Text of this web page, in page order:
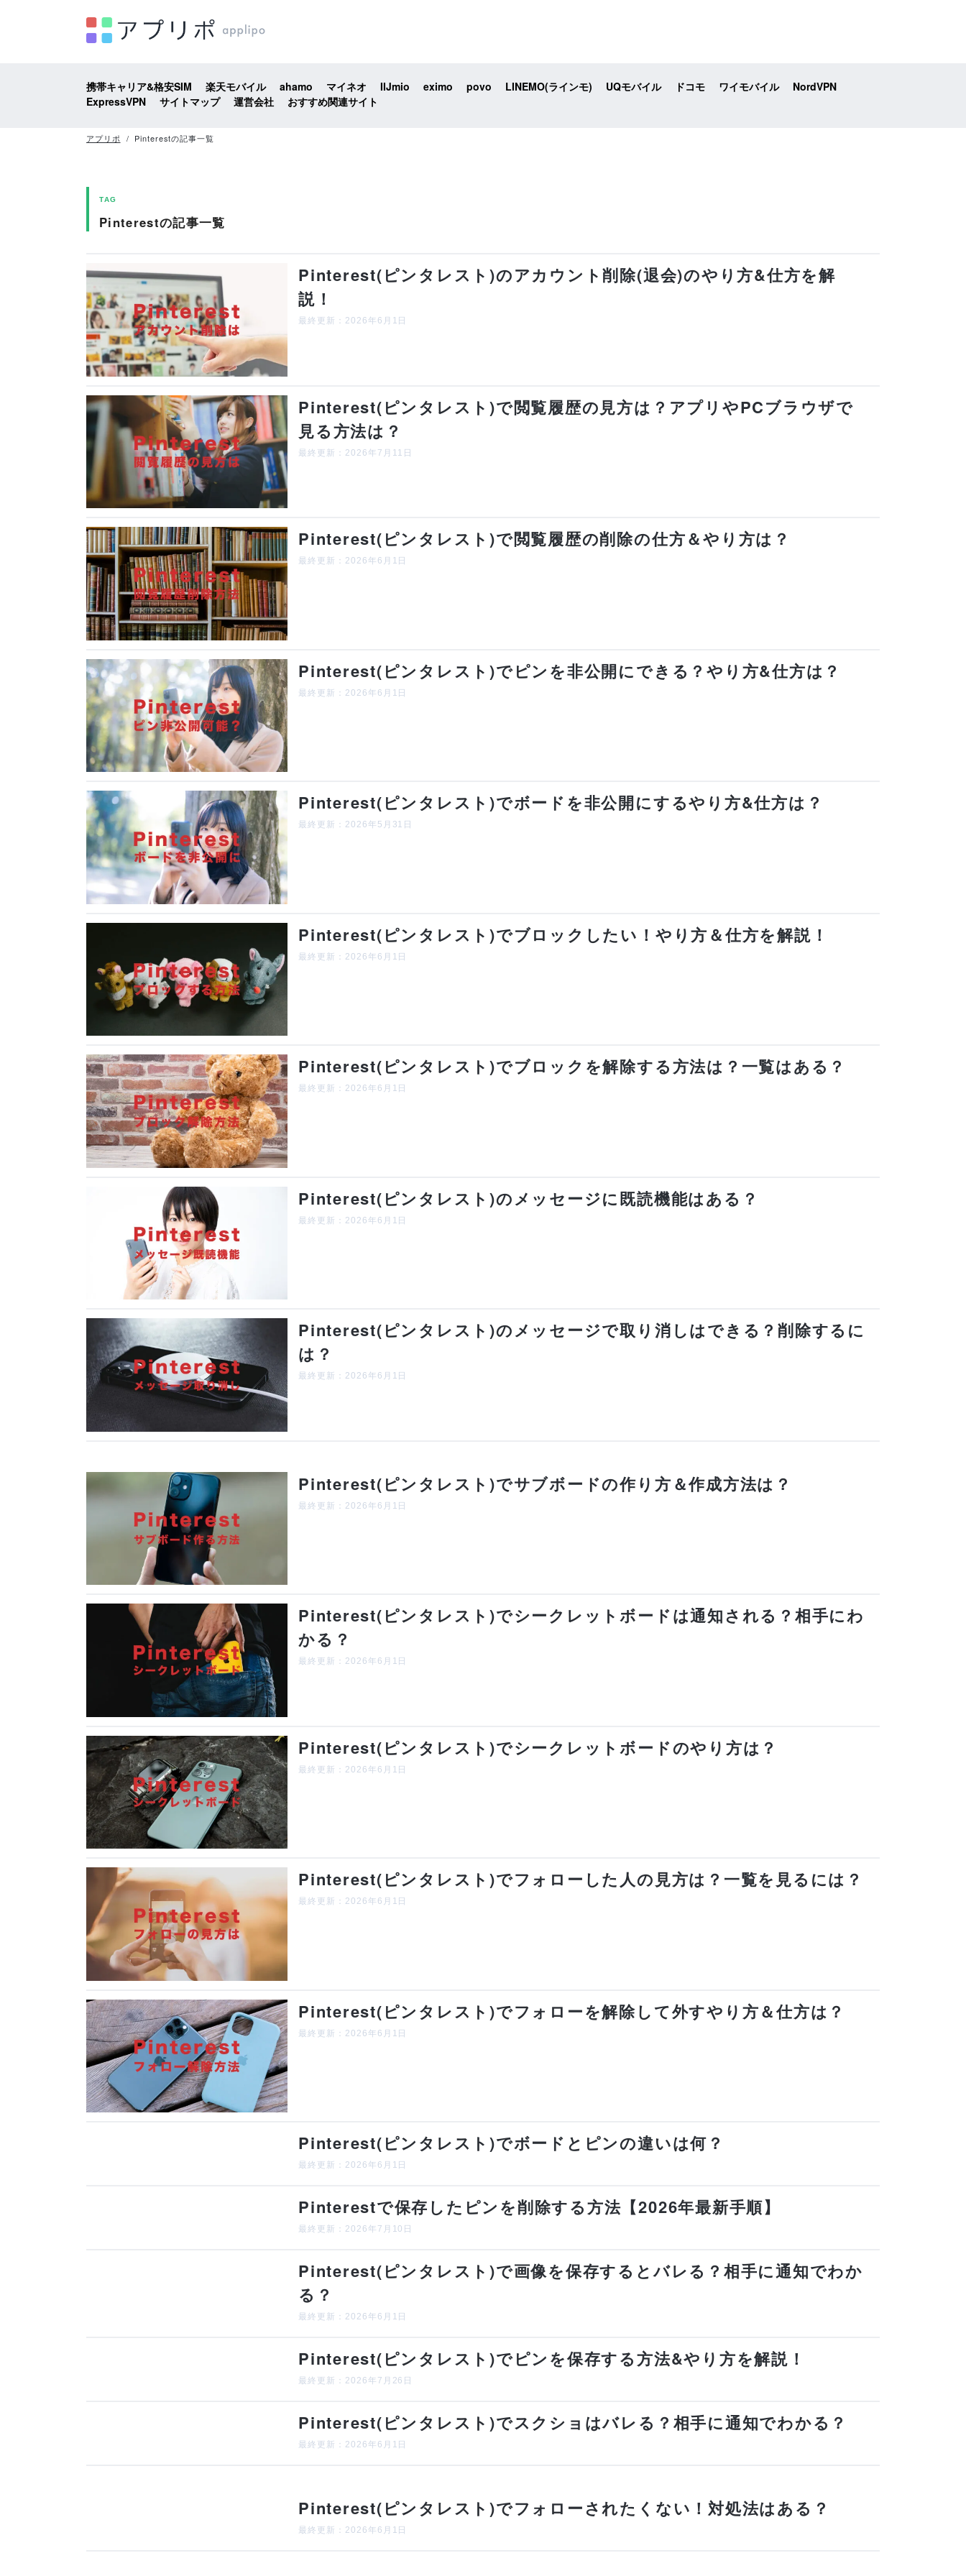
携帯キャリア&格安SIM 楽天モバイル ahamo マイネオ IIJmio eximo povo LINEMO(ラインモ) UQモバイル ドコモ ワイモバイル
NordVPN
ExpressVPN
サイトマップ 運営会社 おすすめ関連サイト
アプリポ Pinterestの記事一覧
TAG
Pinterestの記事一覧
Pinterest(ピンタレスト)のアカウント削除(退会)のやり方&仕方を解
説！
最終更新：2026年6月1日
Pinterest(ピンタレスト)で閲覧履歴の見方は？アプリやPCブラウザで
見る方法は？
最終更新：2026年7月11日
Pinterest(ピンタレスト)で閲覧履歴の削除の仕方＆やり方は？
最終更新：2026年6月1日
Pinterest(ピンタレスト)でピンを非公開にできる？やり方&仕方は？
最終更新：2026年6月1日
Pinterest(ピンタレスト)でボードを非公開にするやり方&仕方は？
最終更新：2026年5月31日
Pinterest(ピンタレスト)でブロックしたい！やり方＆仕方を解説！
最終更新：2026年6月1日
Pinterest(ピンタレスト)でブロックを解除する方法は？一覧はある？
最終更新：2026年6月1日
Pinterest(ピンタレスト)のメッセージに既読機能はある？
最終更新：2026年6月1日
Pinterest(ピンタレスト)のメッセージで取り消しはできる？削除するに
は？
最終更新：2026年6月1日
Pinterest(ピンタレスト)でサブボードの作り方＆作成方法は？
最終更新：2026年6月1日
Pinterest(ピンタレスト)でシークレットボードは通知される？相手にわ
かる？
最終更新：2026年6月1日
Pinterest(ピンタレスト)でシークレットボードのやり方は？
最終更新：2026年6月1日
Pinterest(ピンタレスト)でフォローした人の見方は？一覧を見るには？
最終更新：2026年6月1日
Pinterest(ピンタレスト)でフォローを解除して外すやり方＆仕方は？
最終更新：2026年6月1日
Pinterest(ピンタレスト)でボードとピンの違いは何？
最終更新：2026年6月1日
Pinterestで保存したピンを削除する方法【2026年最新手順】
最終更新：2026年7月10日
Pinterest(ピンタレスト)で画像を保存するとバレる？相手に通知でわか
る？
最終更新：2026年6月1日
Pinterest(ピンタレスト)でピンを保存する方法&やり方を解説！
最終更新：2026年7月26日
Pinterest(ピンタレスト)でスクショはバレる？相手に通知でわかる？
最終更新：2026年6月1日
Pinterest(ピンタレスト)でフォローされたくない！対処法はある？
最終更新：2026年6月1日